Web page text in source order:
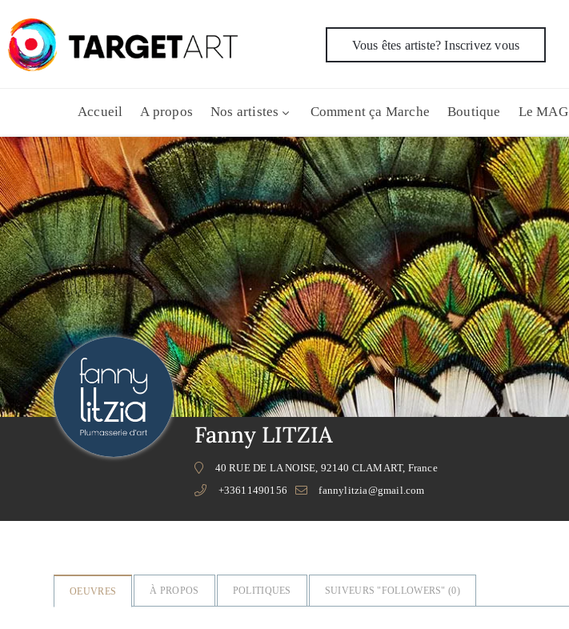
Vous êtes artiste? Inscrivez vous
Accueil A propos Nos artistes Comment ça Marche Boutique Le MAG
Fanny LITZIA
40 RUE DE LA NOISE, 92140 CLAMART, France
+33611490156
fannylitzia@gmail.com
OEUVRES À PROPOS POLITIQUES SUIVEURS "FOLLOWERS" (0)